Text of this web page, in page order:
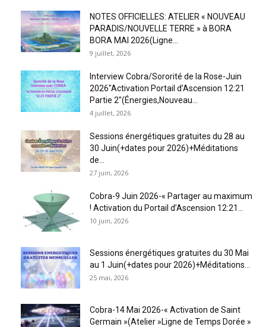
NOTES OFFICIELLES: ATELIER « NOUVEAU
PARADIS/NOUVELLE TERRE » à BORA
BORA MAI 2026(Ligne...
9 juillet, 2026
Interview Cobra/Sororité de la Rose-Juin
2026″Activation Portail d’Ascension 12:21
Partie 2″(Énergies,Nouveau...
4 juillet, 2026
Sessions énergétiques gratuites du 28 au
30 Juin(+dates pour 2026)+Méditations
de...
27 juin, 2026
Cobra-9 Juin 2026-« Partager au maximum
! Activation du Portail d’Ascension 12:21...
10 juin, 2026
Sessions énergétiques gratuites du 30 Mai
au 1 Juin(+dates pour 2026)+Méditations...
25 mai, 2026
Cobra-14 Mai 2026-« Activation de Saint
Germain »(Atelier »Ligne de Temps Dorée »